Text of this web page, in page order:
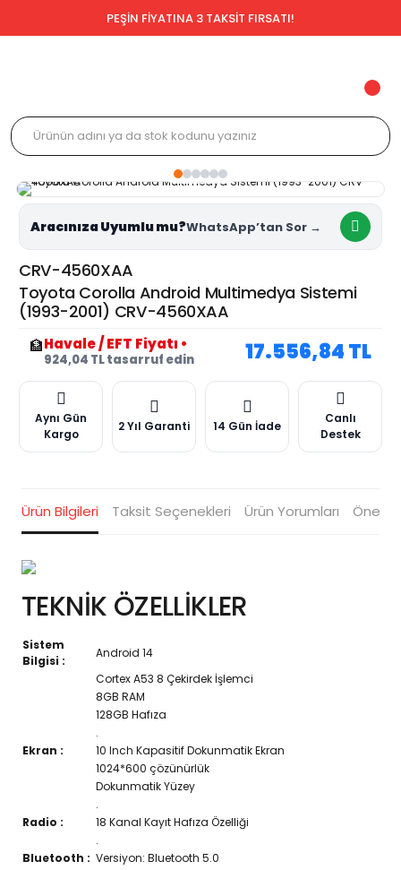
PEŞİN FİYATINA 3 TAKSİT FIRSATI!
Aracınıza Uyumlu mu?
CRV-4560XAA
Toyota Corolla Android Multimedya Sistemi
(1993-2001) CRV-4560XAA
🏦Havale / EFT Fiyatı •
924,04 TL tasarruf edin 17.556,84 TL
Aynı Gün
Kargo
2 Yıl Garanti 14 Gün İade
Canlı
Destek
Ürün Bilgileri Taksit Seçenekleri Ürün Yorumları
TEKNİK ÖZELLİKLER
Sistem
Bilgisi :
Android 14
Cortex A53 8 Çekirdek İşlemci
8GB RAM
128GB Hafıza
.
Ekran :
10 Inch Kapasitif Dokunmatik Ekran
1024*600 çözünürlük
Dokunmatik Yüzey
.
Radio :
18 Kanal Kayıt Hafıza Özelliği
.
Bluetooth : Versiyon: Bluetooth 5.0